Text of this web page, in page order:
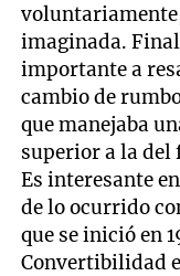
imaginada.
importante a
cambio de
que manejaba
superior a la
Es interesante
de lo ocurrido
que se inició en
Convertibilidad